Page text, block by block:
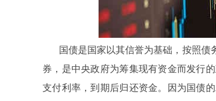
国债是国家以其信誉为基础，按照
券，是中央政府为筹集现有资金而发行
支付利率，到期后归还资金。因为国债